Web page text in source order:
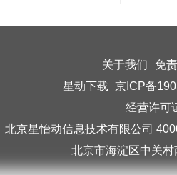
关于我们
免
星动下载 京ICP备
经营许可
北京星怡动信息技术有限公司
北京市海淀区中关